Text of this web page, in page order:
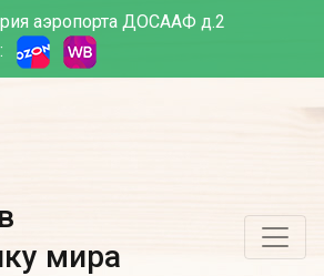
аэропорта ДОСААФ д.2
мира